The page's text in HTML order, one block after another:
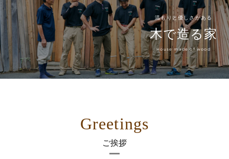
温もりと優しさがある
木で造る家
House made of wood
Greetings
ご挨拶